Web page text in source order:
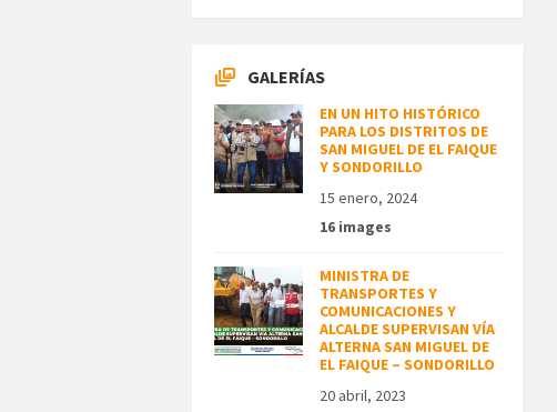
GALERÍAS
EN UN HITO HISTÓRICO
PARA LOS DISTRITOS DE
SAN MIGUEL DE EL FAIQUE
Y SONDORILLO
15 enero, 2024
16 images
MINISTRA DE
TRANSPORTES Y
COMUNICACIONES Y
ALCALDE SUPERVISAN VÍA
ALTERNA SAN MIGUEL DE
EL FAIQUE – SONDORILLO
20 abril, 2023